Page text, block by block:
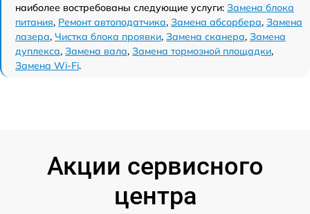
наиболее востребованы следующие услуги: Замена блока
питания, Ремонт автоподатчика, Замена абсорбера, Замена
лазера, Чистка блока проявки, Замена сканера, Замена
дуплекса, Замена вала, Замена тормозной площадки,
Замена Wi-Fi.
Акции сервисного
центра